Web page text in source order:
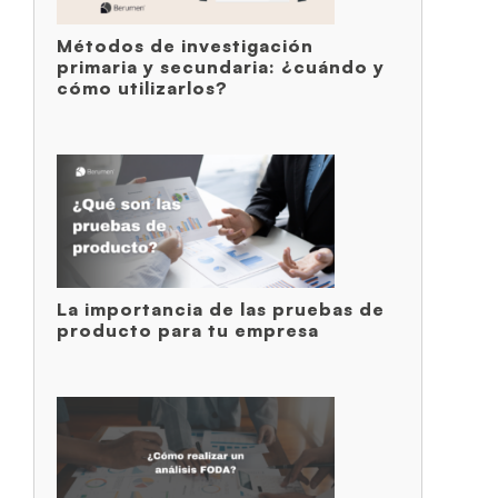
Métodos de investigación
primaria y secundaria: ¿cuándo y
cómo utilizarlos?
La importancia de las pruebas de
producto para tu empresa